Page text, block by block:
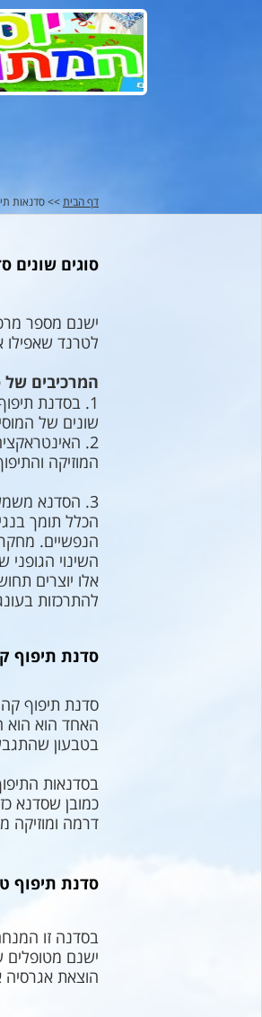
דף הבית >> סדנאות
סוגים
ישנם מספר
לטרנד
המרכיבים של
1. בסדנת
שונים של
2.
המוזיקה
3. הסדנא משמשת מקום לשינוי דפוסי חשיבה ודפוסי התנהגות כי בסדנת תיפוף יש כבוד ההדדי, יש עבודת צוות יש למידה ויש הקשבה
הכלל תומך
הנפשיים.
אלו יוצרים
להתרכזות
סדנת תיפוף
האחד הוא הוא
בטבעון
בסדנאות
כמובן שסדנא
דרמה ומוזיקה
סדנת תיפוף
בסדנה זו
ישנם מטופלים
הוצאת אגרסיה